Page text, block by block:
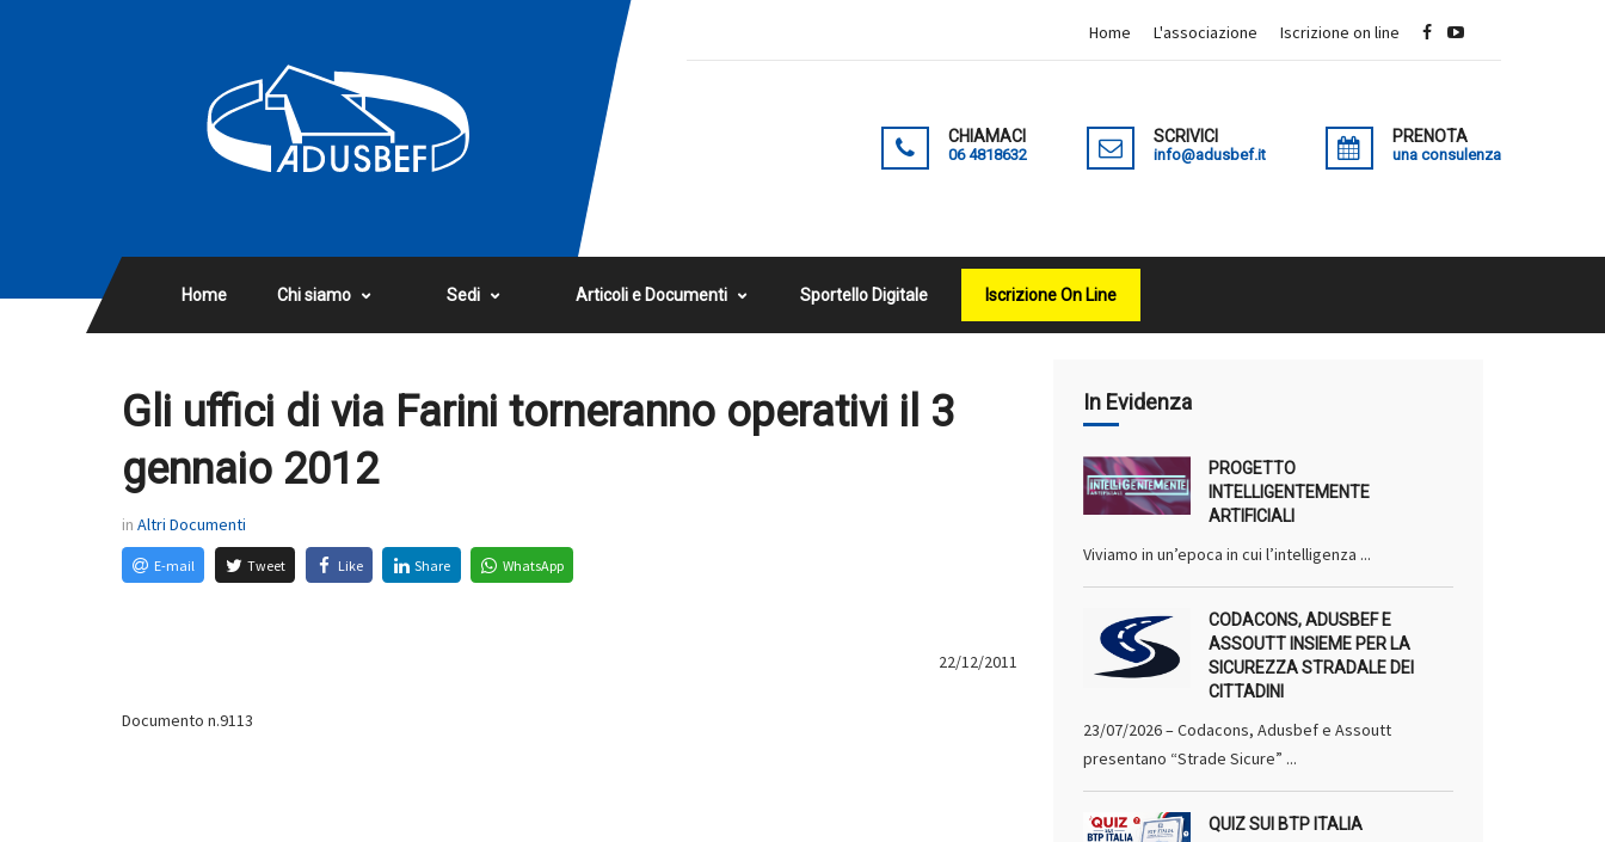
Home L'associazione Iscrizione on line
CHIAMACI
06 4818632
SCRIVICI
info@adusbef.it
PRENOTA
una consulenza
Home Chi siamo Sedi Articoli e Documenti Sportello Digitale Iscrizione On Line
X
Gli uffici di via Farini torneranno operativi il 3
gennaio 2012
in Altri Documenti
E-mail Tweet Like Share WhatsApp
22/12/2011
Documento n.9113
In Evidenza
PROGETTO
INTELLIGENTEMENTE
ARTIFICIALI
Viviamo in un’epoca in cui l’intelligenza ...
CODACONS, ADUSBEF E
ASSOUTT INSIEME PER LA
SICUREZZA STRADALE DEI
CITTADINI
23/07/2026 – Codacons, Adusbef e Assoutt
presentano “Strade Sicure” ...
QUIZ SUI BTP ITALIA